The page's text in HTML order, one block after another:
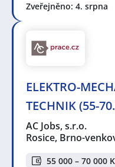
Zveřejněno: 4. srpna
ELEKTRO-
TECHNIK (55-
AC Jobs, s.r.o.
Rosice, Brno-
55 000 – 70 000